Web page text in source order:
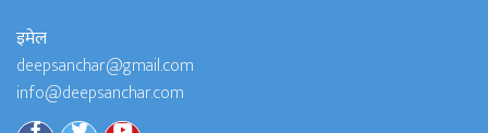
इमेल
deepsanchar@gmail.com
info@deepsanchar.com